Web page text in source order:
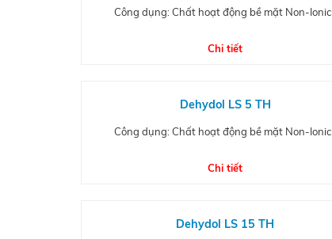
Công dụng: Chất hoạt động bề mặt Non-Ionic
Chi tiết
Dehydol LS 5 TH
Công dụng: Chất hoạt động bề mặt Non-Ionic
Chi tiết
Dehydol LS 15 TH